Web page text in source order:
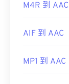
M4R 到 AAC
AIF 到 AAC
MP1 到 AAC